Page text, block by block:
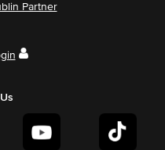
Partner